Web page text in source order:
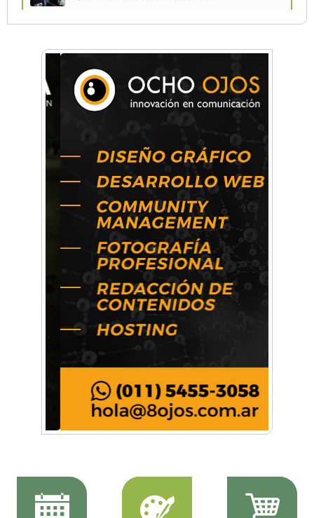
La primera vez que Eva Perón voló en avión lo
hizo desde Morón
Mariana Croce: "Hoy las empresas necesitan
Música, teatro, yoga, danza y mucho más:
Conocé todos los talleres para aprender y
disfrutar en la Zona Oeste